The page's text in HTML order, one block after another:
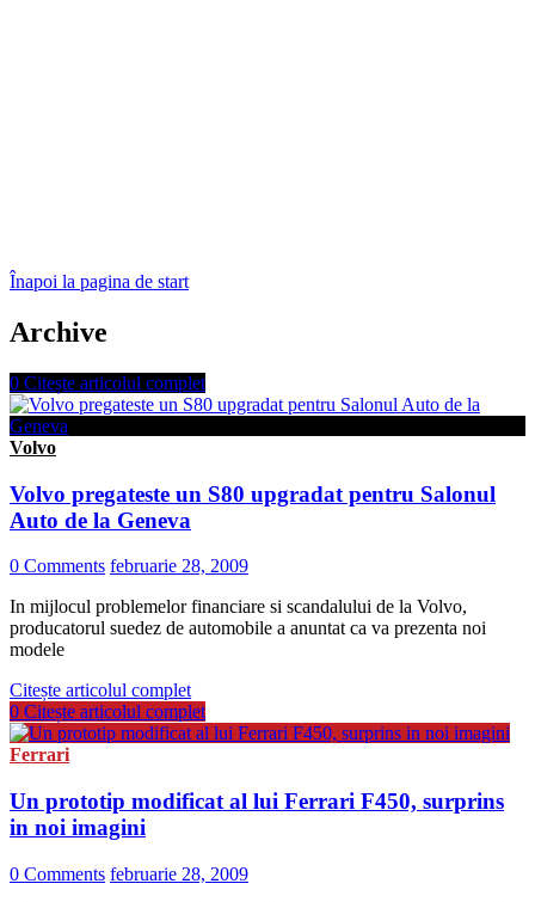
Înapoi la pagina de start
Archive
0 Citește articolul complet
Volvo
Volvo pregateste un S80 upgradat pentru Salonul
Auto de la Geneva
0 Comments februarie 28, 2009
In mijlocul problemelor financiare si scandalului de la Volvo,
producatorul suedez de automobile a anuntat ca va prezenta noi
modele
Citește articolul complet
0 Citește articolul complet
Ferrari
Un prototip modificat al lui Ferrari F450, surprins
in noi imagini
0 Comments februarie 28, 2009